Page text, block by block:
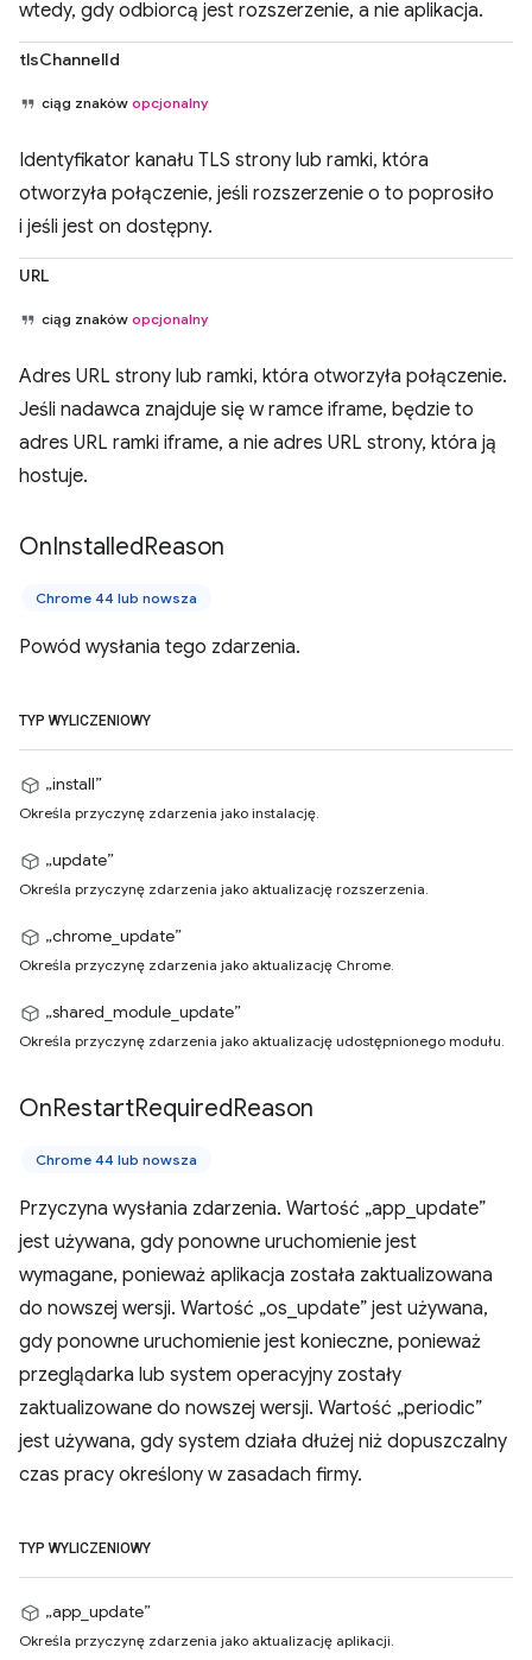
wtedy, gdy odbiorcą jest rozszerzenie, a nie aplikacja.
tlsChannelId
ciąg znaków opcjonalny
Identyfikator kanału TLS strony lub ramki, która
otworzyła połączenie, jeśli rozszerzenie o to poprosiło
i jeśli jest on dostępny.
URL
ciąg znaków opcjonalny
Adres URL strony lub ramki, która otworzyła połączenie.
Jeśli nadawca znajduje się w ramce iframe, będzie to
adres URL ramki iframe, a nie adres URL strony, która ją
hostuje.
OnInstalledReason
Chrome 44 lub nowsza
Powód wysłania tego zdarzenia.
TYP WYLICZENIOWY
„install”
Określa przyczynę zdarzenia jako instalację.
„update”
Określa przyczynę zdarzenia jako aktualizację rozszerzenia.
„chrome_update”
Określa przyczynę zdarzenia jako aktualizację Chrome.
„shared_module_update”
Określa przyczynę zdarzenia jako aktualizację udostępnionego modułu.
OnRestartRequiredReason
Chrome 44 lub nowsza
Przyczyna wysłania zdarzenia. Wartość „app_update”
jest używana, gdy ponowne uruchomienie jest
wymagane, ponieważ aplikacja została zaktualizowana
do nowszej wersji. Wartość „os_update” jest używana,
gdy ponowne uruchomienie jest konieczne, ponieważ
przeglądarka lub system operacyjny zostały
zaktualizowane do nowszej wersji. Wartość „periodic”
jest używana, gdy system działa dłużej niż dopuszczalny
czas pracy określony w zasadach firmy.
TYP WYLICZENIOWY
„app_update”
Określa przyczynę zdarzenia jako aktualizację aplikacji.